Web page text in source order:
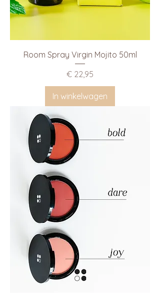
Room Spray Virgin Mojito 50ml
Prijs
€ 22,95
In winkelwagen